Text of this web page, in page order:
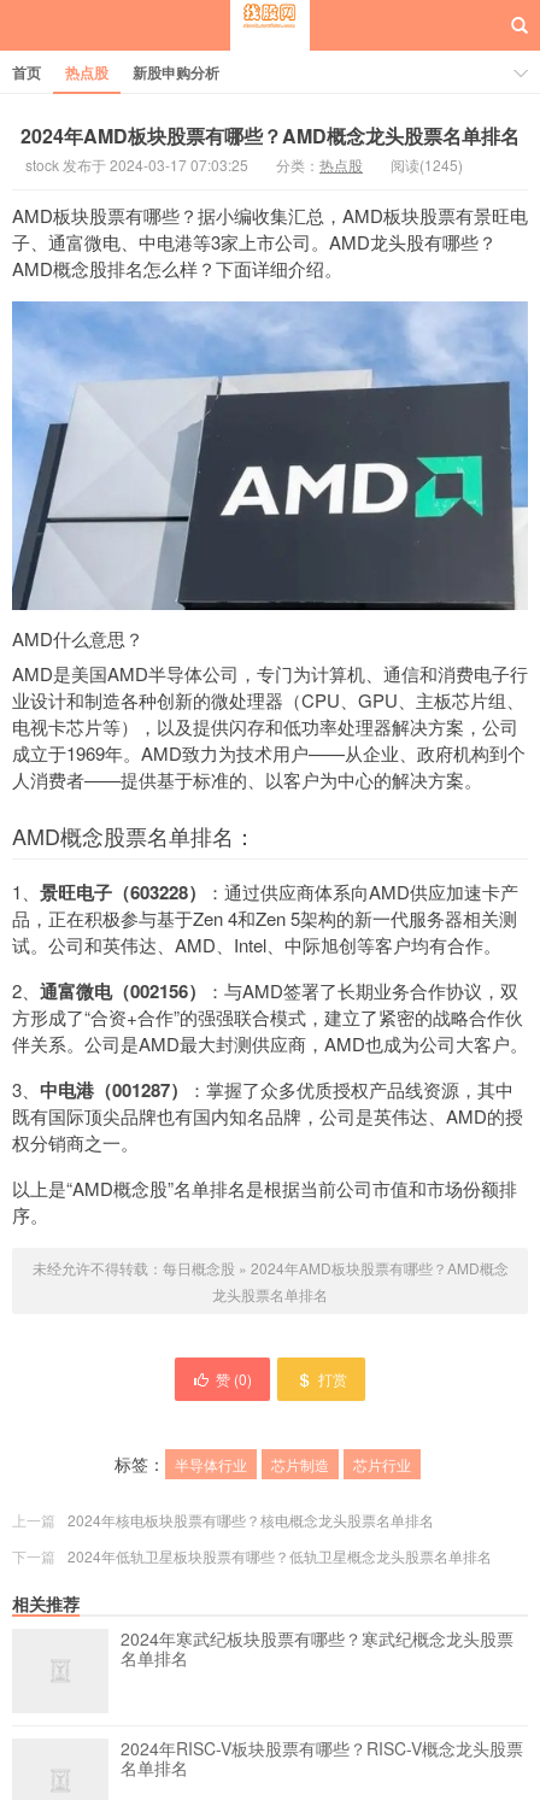
首页 热点股 新股申购分析
2024年AMD板块股票有哪些？AMD概念龙头股票名单排名
stock 发布于 2024-03-17 07:03:25 分类： 热点股 阅读(1245)
AMD板块股票有哪些？据小编收集汇总，AMD板块股票有景旺电
子、通富微电、中电港等3家上市公司。AMD龙头股有哪些？
AMD概念股排名怎么样？下面详细介绍。
AMD什么意思？
AMD是美国AMD半导体公司，专门为计算机、通信和消费电子行
业设计和制造各种创新的微处理器（CPU、GPU、主板芯片组、
电视卡芯片等），以及提供闪存和低功率处理器解决方案，公司
成立于1969年。AMD致力为技术用户——从企业、政府机构到个
人消费者——提供基于标准的、以客户为中心的解决方案。
AMD概念股票名单排名：
1、 景旺电子（603228）
：通过供应商体系向AMD供应加速卡产
品，正在积极参与基于Zen 4和Zen 5架构的新一代服务器相关测
试。公司和英伟达、AMD、Intel、中际旭创等客户均有合作。
2、 通富微电（002156）
：与AMD签署了长期业务合作协议，双
方形成了“合资+合作”的强强联合模式，建立了紧密的战略合作伙
伴关系。公司是AMD最大封测供应商，AMD也成为公司大客户。
3、 中电港（001287）
：掌握了众多优质授权产品线资源，其中
既有国际顶尖品牌也有国内知名品牌，公司是英伟达、AMD的授
权分销商之一。
以上是“AMD概念股”名单排名是根据当前公司市值和市场份额排
序。
未经允许不得转载： 每日概念股 » 2024年AMD板块股票有哪些？AMD概念
龙头股票名单排名
赞 (0) 打赏
标签： 半导体行业 芯片制造 芯片行业
上一篇
2024年核电板块股票有哪些？核电概念龙头股票名单排名
下一篇
2024年低轨卫星板块股票有哪些？低轨卫星概念龙头股票名单排名
相关推荐
2024年寒武纪板块股票有哪些？寒武纪概念龙头股票
名单排名
2024年RISC-V板块股票有哪些？RISC-V概念龙头股票
名单排名